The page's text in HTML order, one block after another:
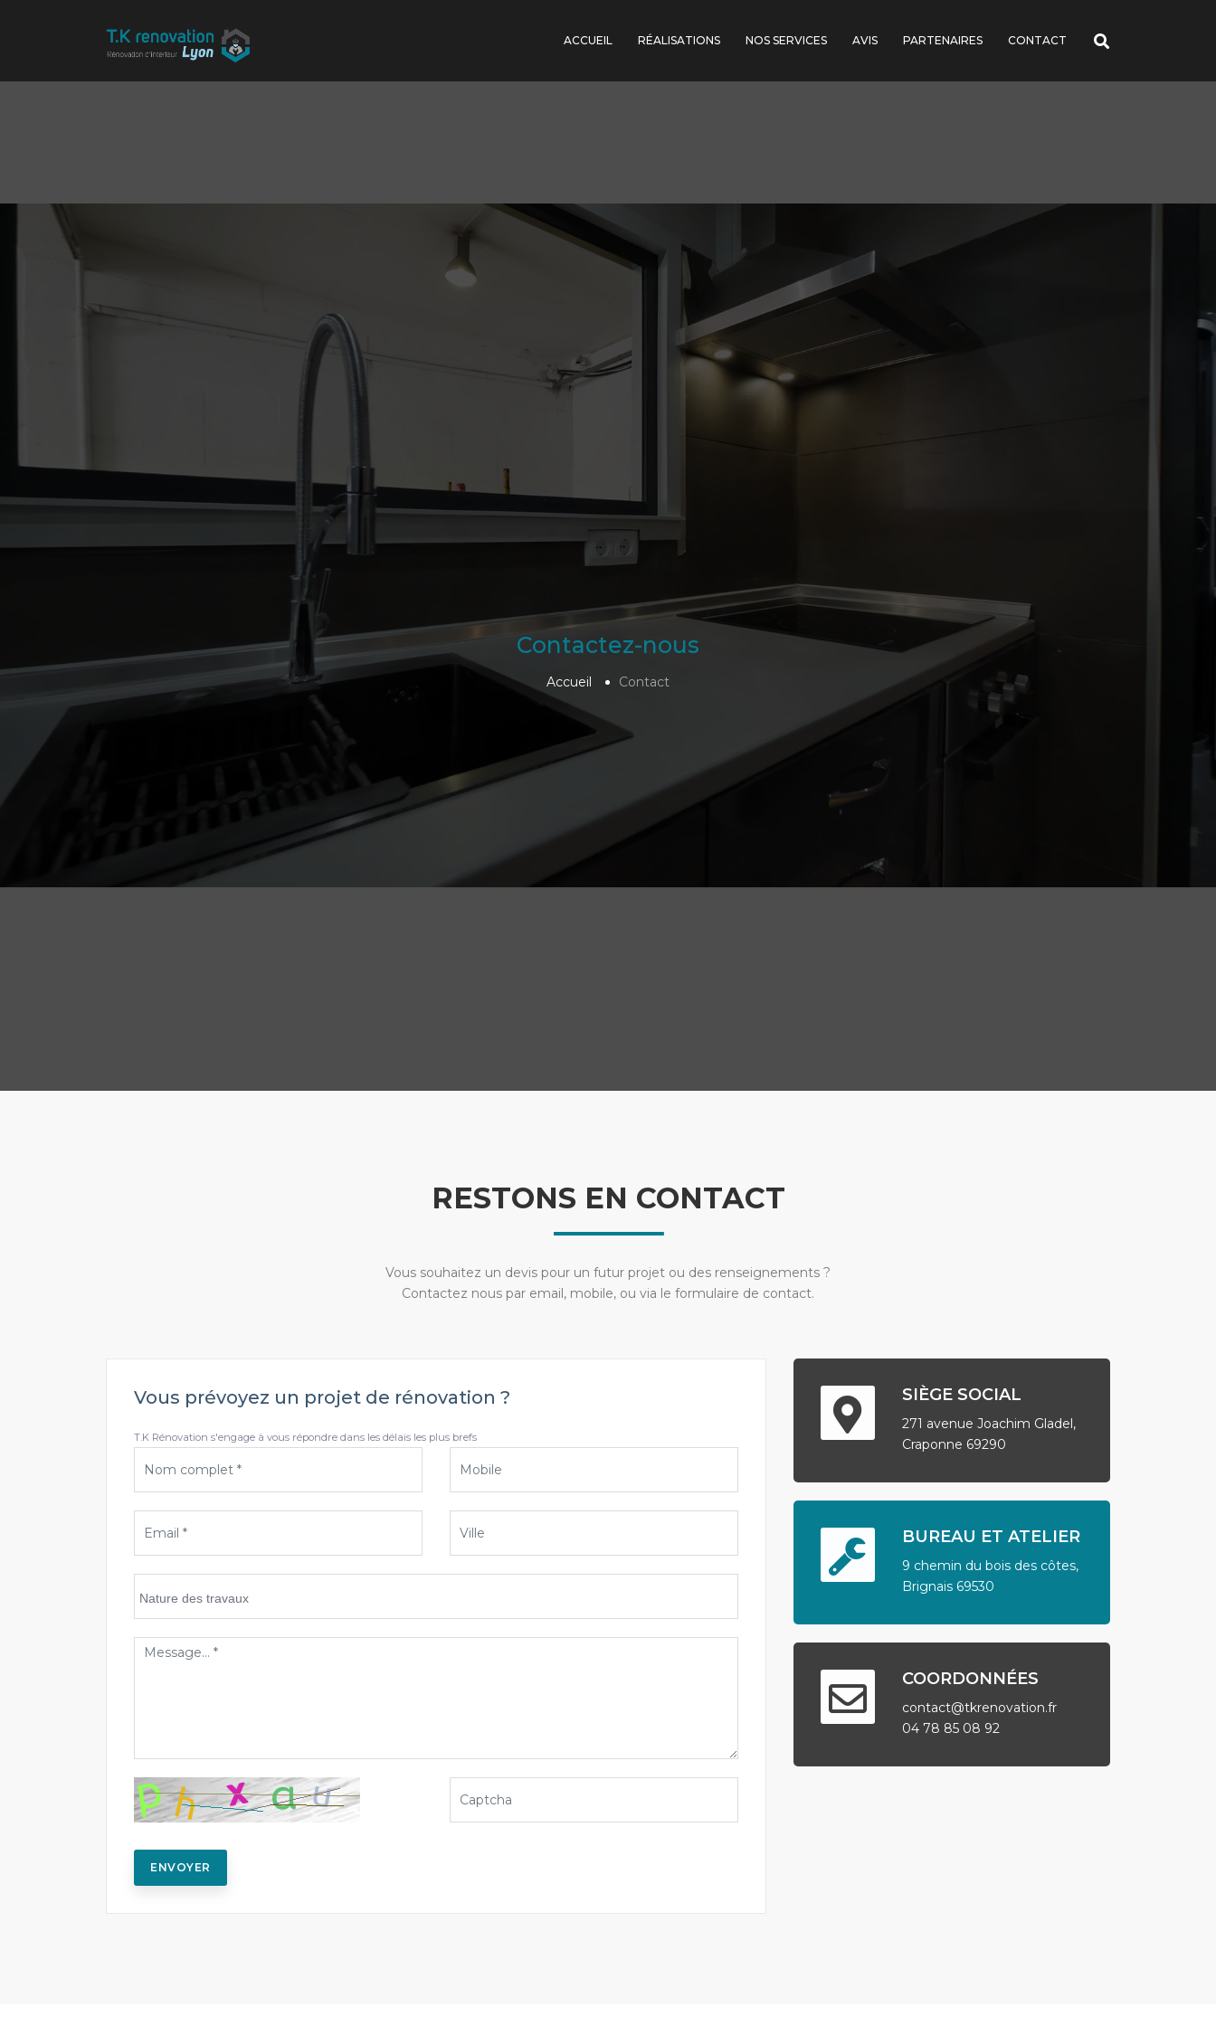
ACCUEIL RÉALISATIONS NOS SERVICES AVIS PARTENAIRES CONTACT
Contactez-nous
Accueil Contact
RESTONS EN CONTACT
Vous souhaitez un devis pour un futur projet ou des renseignements ?
Contactez nous par email, mobile, ou via le formulaire de contact.
Vous prévoyez un projet de rénovation ?
T.K Rénovation s'engage à vous répondre dans les délais les plus brefs
ENVOYER
SIÈGE SOCIAL
271 avenue Joachim Gladel,
Craponne 69290
BUREAU ET ATELIER
9 chemin du bois des côtes,
Brignais 69530
COORDONNÉES
contact@tkrenovation.fr
04 78 85 08 92